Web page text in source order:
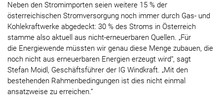
Neben den Stromimporten seien weitere 15 % der
österreichischen Stromversorgung noch immer durch Gas- und
Kohlekraftwerke abgedeckt: 30 % des Stroms in Österreich
stamme also aktuell aus nicht-erneuerbaren Quellen. „Für
die Energiewende müssten wir genau diese Menge zubauen, die
noch nicht aus erneuerbaren Energien erzeugt wird“, sagt
Stefan Moidl, Geschäftsführer der IG Windkraft. „Mit den
bestehenden Rahmenbedingungen ist dies nicht einmal
ansatzweise zu erreichen.“